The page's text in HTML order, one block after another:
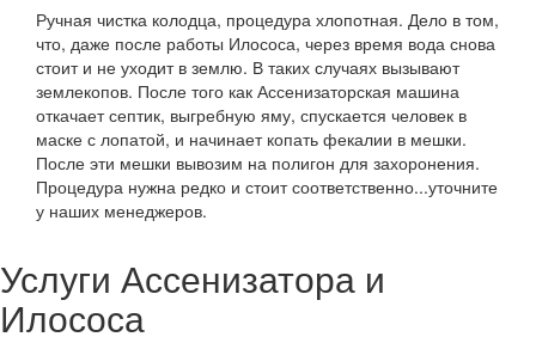
Ручная чистка колодца, процедура хлопотная. Дело в том,
что, даже после работы Илососа, через время вода снова
стоит и не уходит в землю. В таких случаях вызывают
землекопов. После того как Ассенизаторская машина
откачает септик, выгребную яму, спускается человек в
маске с лопатой, и начинает копать фекалии в мешки.
После эти мешки вывозим на полигон для захоронения.
Процедура нужна редко и стоит соответственно...уточните
у наших менеджеров.
Услуги Ассенизатора и
Илососа